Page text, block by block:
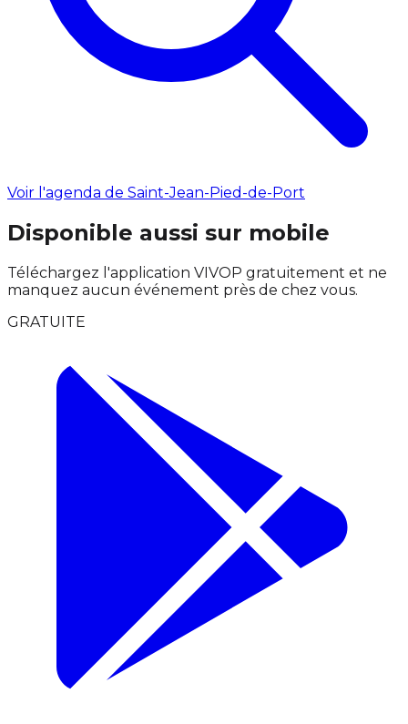
Voir l'agenda de Saint-Jean-Pied-de-Port
Disponible aussi sur mobile
Téléchargez l'application VIVOP gratuitement et ne
manquez aucun événement près de chez vous.
GRATUITE